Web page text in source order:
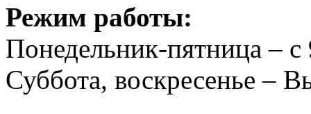
Режим работы:
Понедельник-пятница –
Суббота, воскресенье –